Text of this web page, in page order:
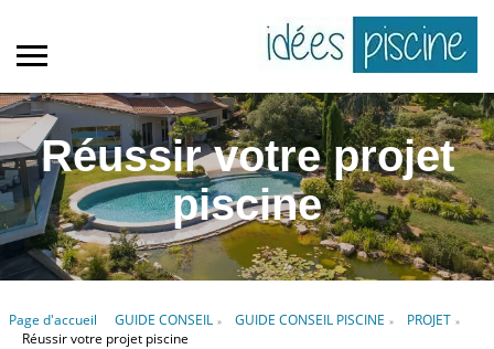
Réussir votre projet
piscine
Page d'accueil GUIDE CONSEIL » GUIDE CONSEIL PISCINE » PROJET »
Réussir votre projet piscine